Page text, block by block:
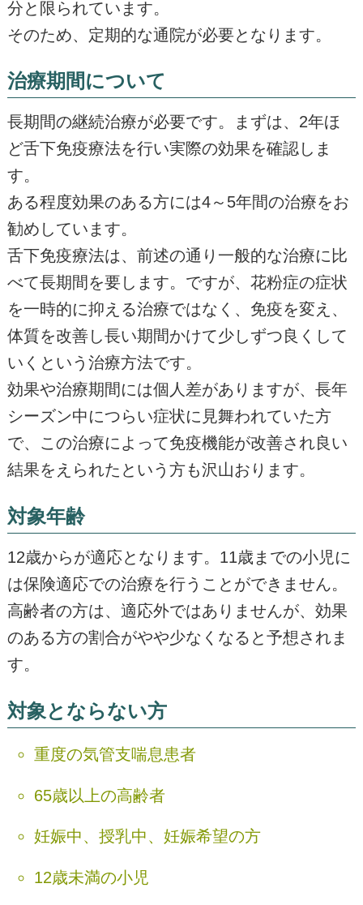
分と限られています。
そのため、定期的な通院が必要となります。
治療期間について
長期間の継続治療が必要です。まずは、2年ほ
ど舌下免疫療法を行い実際の効果を確認しま
す。
ある程度効果のある方には4～5年間の治療をお
勧めしています。
舌下免疫療法は、前述の通り一般的な治療に比
べて長期間を要します。ですが、花粉症の症状
を一時的に抑える治療ではなく、免疫を変え、
体質を改善し長い期間かけて少しずつ良くして
いくという治療方法です。
効果や治療期間には個人差がありますが、長年
シーズン中につらい症状に見舞われていた方
で、この治療によって免疫機能が改善され良い
結果をえられたという方も沢山おります。
対象年齢
12歳からが適応となります。11歳までの小児に
は保険適応での治療を行うことができません。
高齢者の方は、適応外ではありませんが、効果
のある方の割合がやや少なくなると予想されま
す。
対象とならない方
重度の気管支喘息患者
65歳以上の高齢者
妊娠中、授乳中、妊娠希望の方
12歳未満の小児